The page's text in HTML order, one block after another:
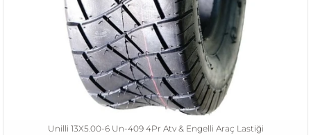
Unilli 13X5.00-6 Un-409 4Pr Atv & Engelli Araç Lastiği